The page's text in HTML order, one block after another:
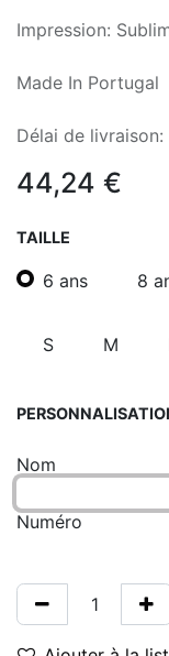
Impression:
Made In Portugal
Délai de
44,24 €
TAILLE
6 ans 8
S M
Nom
Numéro